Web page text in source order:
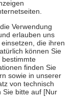
Gesundheit zu
unterstützen,
18. Lebensjahr
die von der